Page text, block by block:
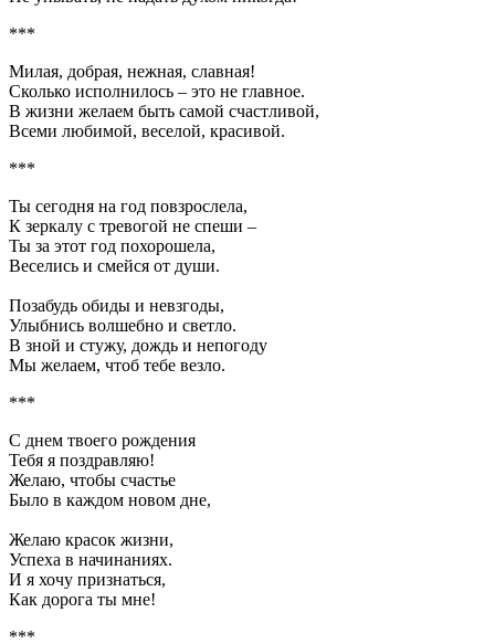
***
Милая, добрая, нежная, славная!
Сколько исполнилось – это не главное.
В жизни желаем быть самой счастливой,
Всеми любимой, веселой, красивой.
***
Ты сегодня на год повзрослела,
К зеркалу с тревогой не спеши –
Ты за этот год похорошела,
Веселись и смейся от души.
Позабудь обиды и невзгоды,
Улыбнись волшебно и светло.
В зной и стужу, дождь и непогоду
Мы желаем, чтоб тебе везло.
***
С днем твоего рождения
Тебя я поздравляю!
Желаю, чтобы счастье
Было в каждом новом дне,
Желаю красок жизни,
Успеха в начинаниях.
И я хочу признаться,
Как дорога ты мне!
***